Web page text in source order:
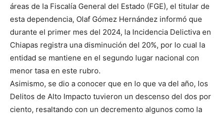
áreas de la Fiscalía General del Estado (FGE), el titular de
esta dependencia, Olaf Gómez Hernández informó que
durante el primer mes del 2024, la Incidencia Delictiva en
Chiapas registra una disminución del 20%, por lo cual la
entidad se mantiene en el segundo lugar nacional con
menor tasa en este rubro.
Asimismo, se dio a conocer que en lo que va del año, los
Delitos de Alto Impacto tuvieron un descenso del dos por
ciento, resaltando con un decremento algunos como la